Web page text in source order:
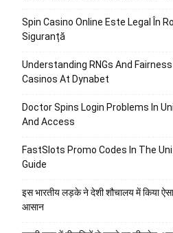
Spin Casino Online Este Legal În
Siguranță
Understanding RNGs And
Casinos At Dynabet
Doctor Spins Login Problems In
And Access
FastSlots Promo Codes In The
Guide
इस भारतीय लड़के ने देशी शौचालय में किया
आसान